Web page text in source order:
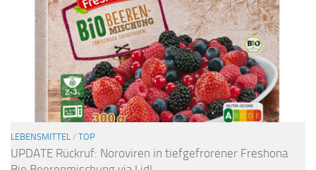
LEBENSMITTEL / TOP
UPDATE Rückruf: Noroviren in tiefgefrorener Freshona